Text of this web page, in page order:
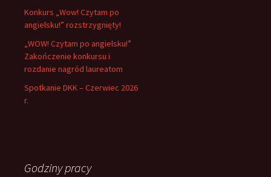
Konkurs „Wow! Czytam po
angielsku!” rozstrzygnięty!
„WOW! Czytam po angielsku!”
Zakończenie konkursu i
rozdanie nagród laureatom
Spotkanie DKK – Czerwiec 2026
r.
Godziny pracy